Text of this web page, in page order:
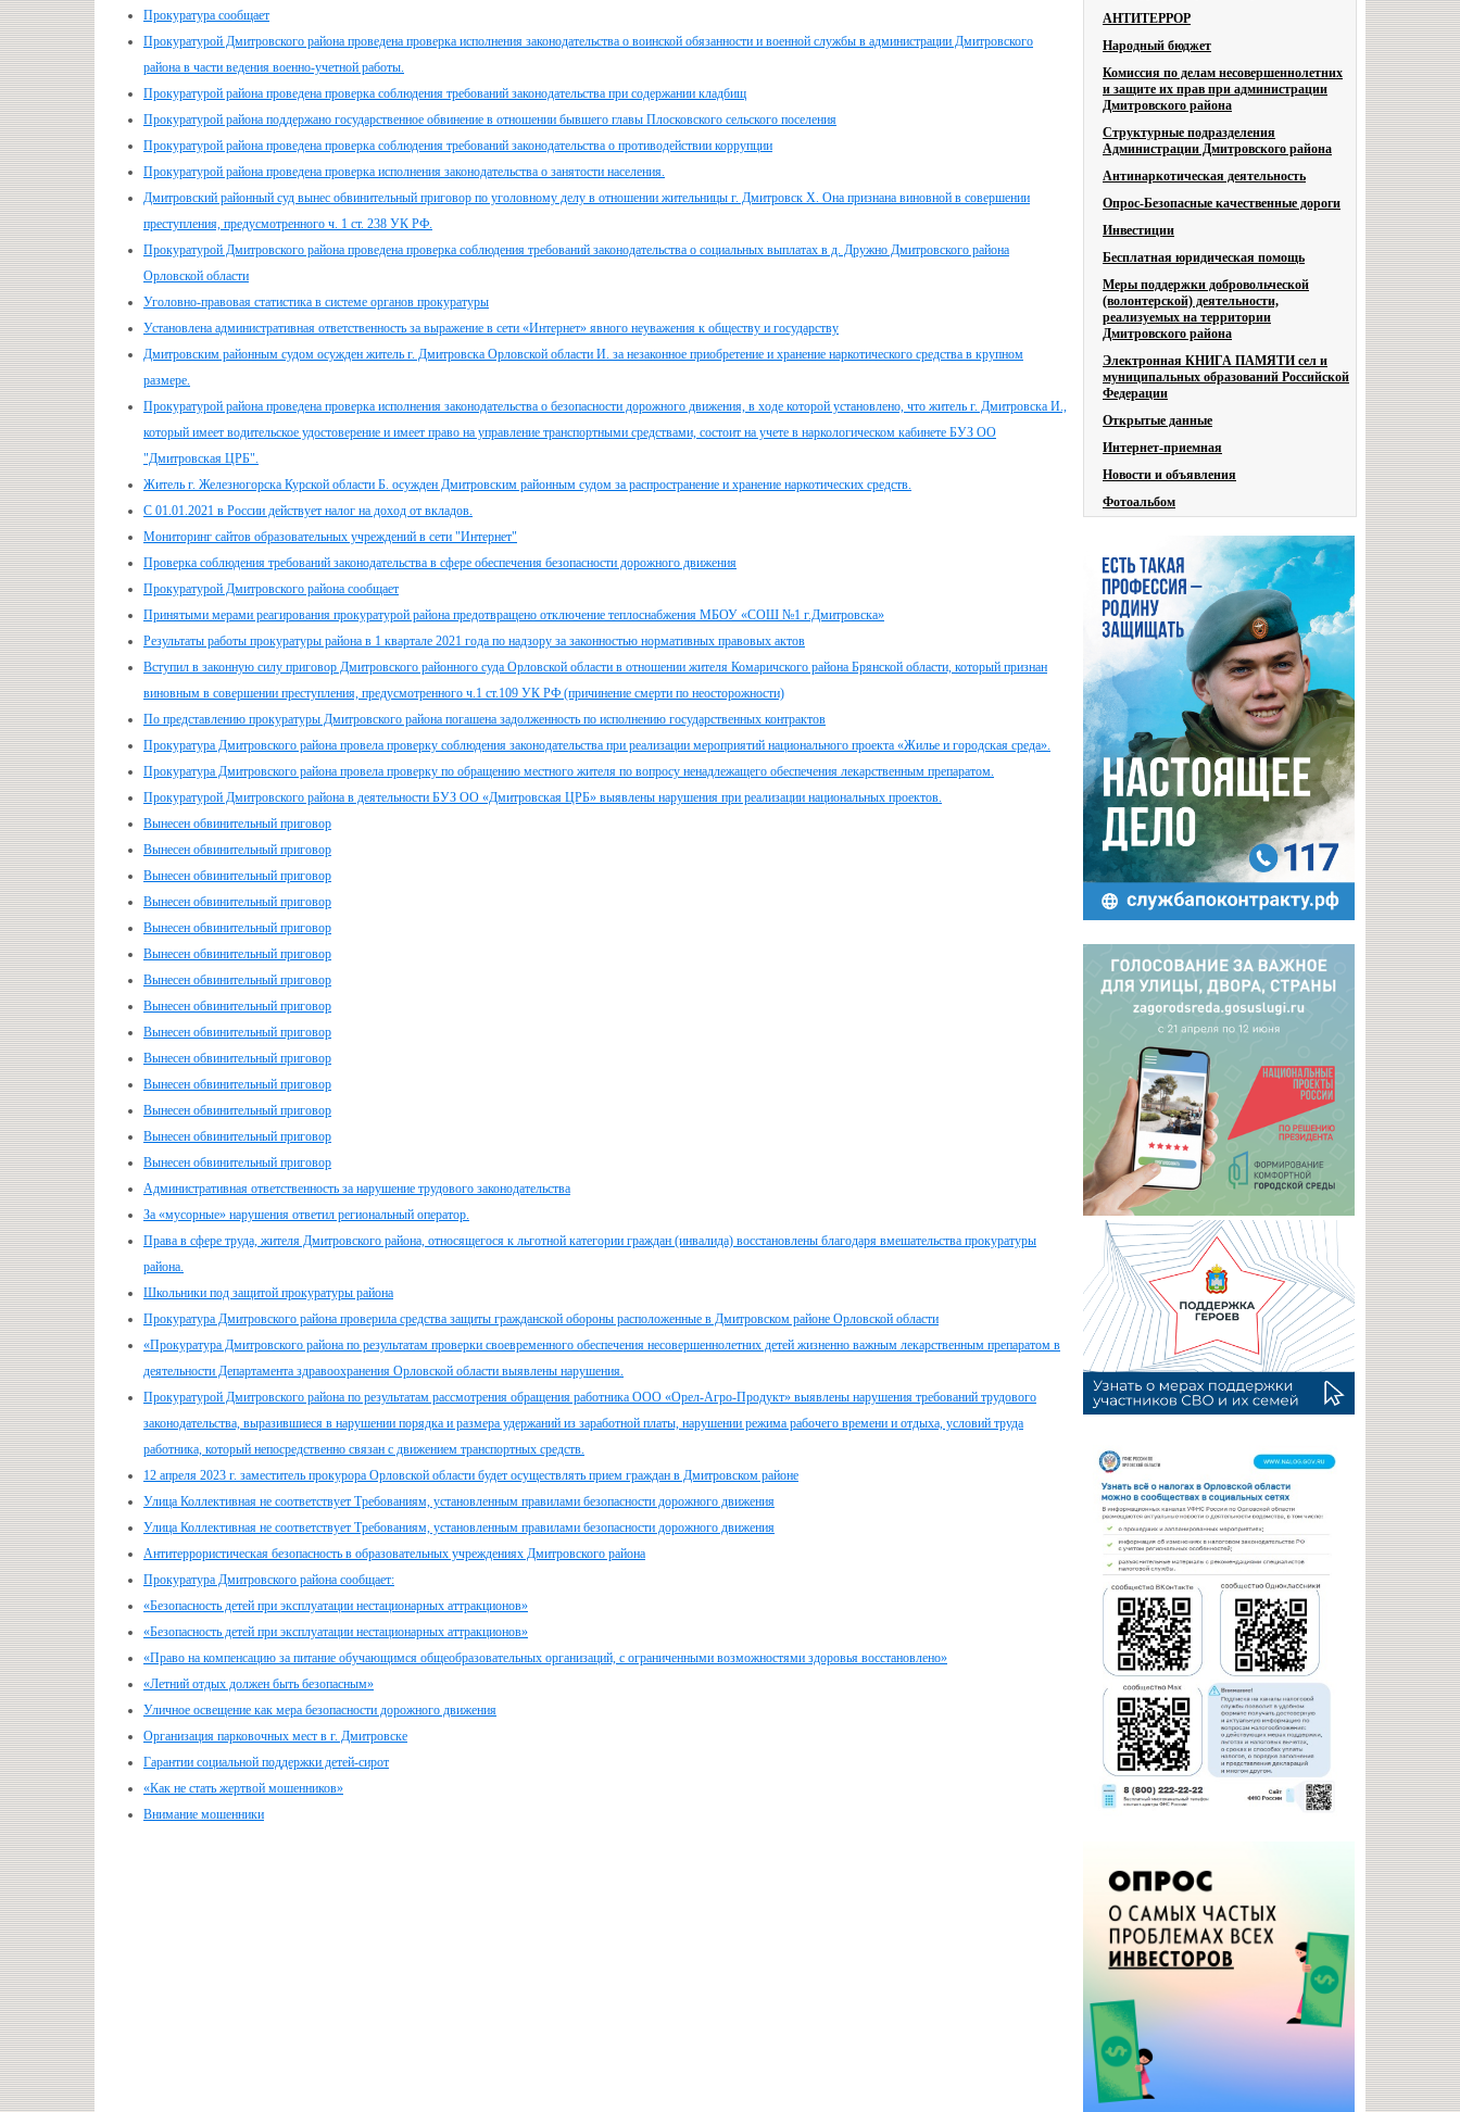
Прокуратура сообщает
Прокуратурой Дмитровского района проведена проверка исполнения законодательства о воинской обязанности и военной службы в администрации Дмитровского
района в части ведения военно-учетной работы.
Прокуратурой района проведена проверка соблюдения требований законодательства при содержании кладбищ
Прокуратурой района поддержано государственное обвинение в отношении бывшего главы Плосковского сельского поселения
Прокуратурой района проведена проверка соблюдения требований законодательства о противодействии коррупции
Прокуратурой района проведена проверка исполнения законодательства о занятости населения.
Дмитровский районный суд вынес обвинительный приговор по уголовному делу в отношении жительницы г. Дмитровск Х. Она признана виновной в совершении
преступления, предусмотренного ч. 1 ст. 238 УК РФ.
Прокуратурой Дмитровского района проведена проверка соблюдения требований законодательства о социальных выплатах в д. Дружно Дмитровского района
Орловской области
Уголовно-правовая статистика в системе органов прокуратуры
Установлена административная ответственность за выражение в сети «Интернет» явного неуважения к обществу и государству
Дмитровским районным судом осужден житель г. Дмитровска Орловской области И. за незаконное приобретение и хранение наркотического средства в крупном
размере.
Прокуратурой района проведена проверка исполнения законодательства о безопасности дорожного движения, в ходе которой установлено, что житель г. Дмитровска И.,
который имеет водительское удостоверение и имеет право на управление транспортными средствами, состоит на учете в наркологическом кабинете БУЗ ОО
"Дмитровская ЦРБ".
Житель г. Железногорска Курской области Б. осужден Дмитровским районным судом за распространение и хранение наркотических средств.
С 01.01.2021 в России действует налог на доход от вкладов.
Мониторинг сайтов образовательных учреждений в сети "Интернет"
Проверка соблюдения требований законодательства в сфере обеспечения безопасности дорожного движения
Прокуратурой Дмитровского района сообщает
Принятыми мерами реагирования прокуратурой района предотвращено отключение теплоснабжения МБОУ «СОШ №1 г.Дмитровска»
Результаты работы прокуратуры района в 1 квартале 2021 года по надзору за законностью нормативных правовых актов
Вступил в законную силу приговор Дмитровского районного суда Орловской области в отношении жителя Комаричского района Брянской области, который признан
виновным в совершении преступления, предусмотренного ч.1 ст.109 УК РФ (причинение смерти по неосторожности)
По представлению прокуратуры Дмитровского района погашена задолженность по исполнению государственных контрактов
Прокуратура Дмитровского района провела проверку соблюдения законодательства при реализации мероприятий национального проекта «Жилье и городская среда».
Прокуратура Дмитровского района провела проверку по обращению местного жителя по вопросу ненадлежащего обеспечения лекарственным препаратом.
Прокуратурой Дмитровского района в деятельности БУЗ ОО «Дмитровская ЦРБ» выявлены нарушения при реализации национальных проектов.
Вынесен обвинительный приговор
Вынесен обвинительный приговор
Вынесен обвинительный приговор
Вынесен обвинительный приговор
Вынесен обвинительный приговор
Вынесен обвинительный приговор
Вынесен обвинительный приговор
Вынесен обвинительный приговор
Вынесен обвинительный приговор
Вынесен обвинительный приговор
Вынесен обвинительный приговор
Вынесен обвинительный приговор
Вынесен обвинительный приговор
Вынесен обвинительный приговор
Административная ответственность за нарушение трудового законодательства
За «мусорные» нарушения ответил региональный оператор.
Права в сфере труда, жителя Дмитровского района, относящегося к льготной категории граждан (инвалида) восстановлены благодаря вмешательства прокуратуры
района.
Школьники под защитой прокуратуры района
Прокуратура Дмитровского района проверила средства защиты гражданской обороны расположенные в Дмитровском районе Орловской области
«Прокуратура Дмитровского района по результатам проверки своевременного обеспечения несовершеннолетних детей жизненно важным лекарственным препаратом в
деятельности Департамента здравоохранения Орловской области выявлены нарушения.
Прокуратурой Дмитровского района по результатам рассмотрения обращения работника ООО «Орел-Агро-Продукт» выявлены нарушения требований трудового
законодательства, выразившиеся в нарушении порядка и размера удержаний из заработной платы, нарушении режима рабочего времени и отдыха, условий труда
работника, который непосредственно связан с движением транспортных средств.
12 апреля 2023 г. заместитель прокурора Орловской области будет осуществлять прием граждан в Дмитровском районе
Улица Коллективная не соответствует Требованиям, установленным правилами безопасности дорожного движения
Улица Коллективная не соответствует Требованиям, установленным правилами безопасности дорожного движения
Антитеррористическая безопасность в образовательных учреждениях Дмитровского района
Прокуратура Дмитровского района сообщает:
«Безопасность детей при эксплуатации нестационарных аттракционов»
«Безопасность детей при эксплуатации нестационарных аттракционов»
«Право на компенсацию за питание обучающимся общеобразовательных организаций, с ограниченными возможностями здоровья восстановлено»
«Летний отдых должен быть безопасным»
Уличное освещение как мера безопасности дорожного движения
Организация парковочных мест в г. Дмитровске
Гарантии социальной поддержки детей-сирот
«Как не стать жертвой мошенников»
Внимание мошенники
АНТИТЕРРОР
Народный бюджет
Комиссия по делам несовершеннолетних
и защите их прав при администрации
Дмитровского района
Структурные подразделения
Администрации Дмитровского района
Антинаркотическая деятельность
Опрос-Безопасные качественные дороги
Инвестиции
Бесплатная юридическая помощь
Меры поддержки добровольческой
(волонтерской) деятельности,
реализуемых на территории
Дмитровского района
Электронная КНИГА ПАМЯТИ сел и
муниципальных образований Российской
Федерации
Открытые данные
Интернет-приемная
Новости и объявления
Фотоальбом